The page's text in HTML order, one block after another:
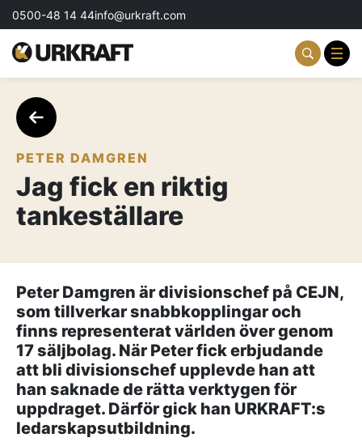
0500-48 14 44info@urkraft.com
Partnering & Samverkan
Event & Aktiviteter
Profil & Kommunikation
Aktuellt
Kontakta oss
Om oss
Referenser
AKTUELLT
PETER DAMGREN
Jag fick en riktig
tankeställare
Peter Damgren är divisionschef på CEJN,
som tillverkar snabbkopplingar och
finns representerat världen över genom
17 säljbolag. När Peter fick erbjudande
att bli divisionschef upplevde han att
han saknade de rätta verktygen för
uppdraget. Därför gick han URKRAFT:s
ledarskapsutbildning.